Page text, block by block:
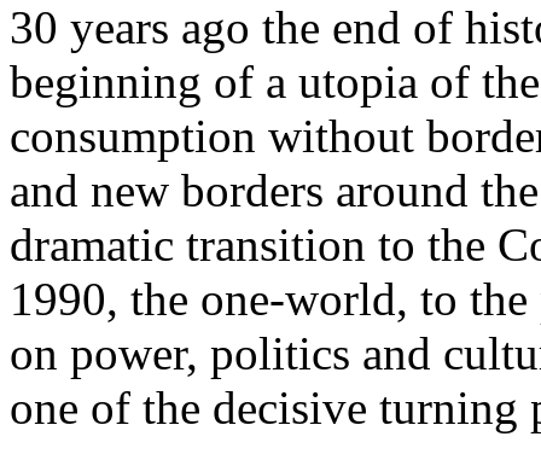
30 years ago the end of
beginning of a utopia of
consumption without
and new borders around
dramatic transition to the
1990, the one-world, to the
on power, politics and
one of the decisive turning